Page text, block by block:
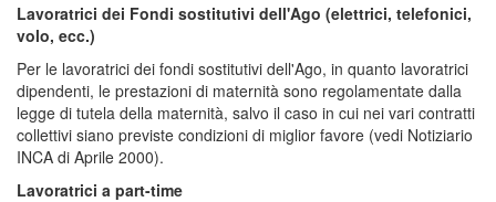
Lavoratrici dei Fondi sostitutivi dell'Ago (elettrici, telefonici,
volo, ecc.)
Per le lavoratrici dei fondi sostitutivi dell'Ago, in quanto lavoratrici
dipendenti, le prestazioni di maternità sono regolamentate dalla
legge di tutela della maternità, salvo il caso in cui nei vari contratti
collettivi siano previste condizioni di miglior favore (vedi Notiziario
INCA di Aprile 2000).
Lavoratrici a part-time